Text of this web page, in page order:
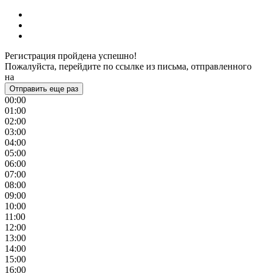
Регистрация пройдена успешно!
Пожалуйста, перейдите по ссылке из письма, отправленного
на
Отправить еще раз
00:00
01:00
02:00
03:00
04:00
05:00
06:00
07:00
08:00
09:00
10:00
11:00
12:00
13:00
14:00
15:00
16:00